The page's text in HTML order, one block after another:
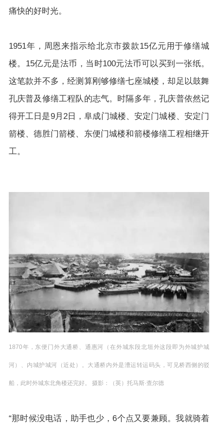
痛快的好时光。
1951年，周恩来指示给北京市拨款15亿元用于修缮城
楼。15亿元是法币，当时100元法币可以买到一张纸。
这笔款并不多，经测算刚够修缮七座城楼，却足以鼓舞
孔庆普及修缮工程队的志气。时隔多年，孔庆普依然记
得开工日是9月2日，阜成门城楼、安定门城楼、安定门
箭楼、德胜门箭楼、东便门城楼和箭楼修缮工程相继开
工。
1870年，东便门外大通桥、通惠河（在外城东段北垣外这段即为外城护城
河）、内城护城河（近处）。大通桥内外是漕运转运码头，可见桥西侧的驳
船，此时外城东北角楼还完好。 摄影：（英）托马斯·查尔德
“那时候没电话，助手也少，6个点又要兼顾。我就骑着